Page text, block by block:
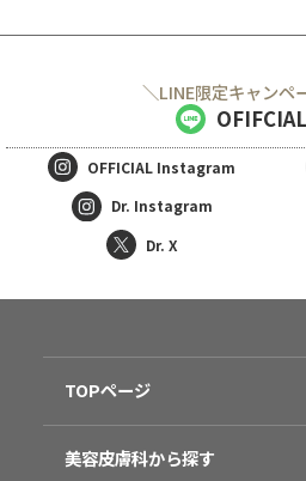
＼LINE限定キャンペ
OFFICIAL Instagram
Dr. Instagram
Dr. X
TOPページ
美容皮膚科から探す